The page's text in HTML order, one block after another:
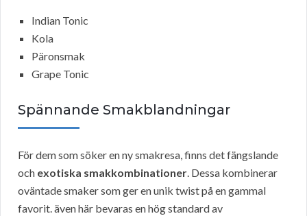
Indian Tonic
Kola
Päronsmak
Grape Tonic
Spännande Smakblandningar
För dem som söker en ny smakresa, finns det fängslande
och exotiska smakkombinationer. Dessa kombinerar
oväntade smaker som ger en unik twist på en gammal
favorit. även här bevaras en hög standard av